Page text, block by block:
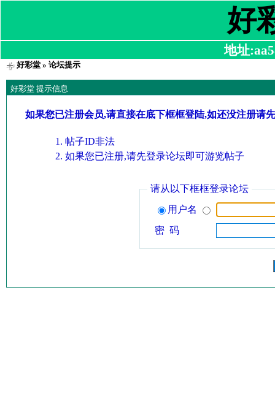
好
地址
好彩堂» 论坛提示
好彩堂 提示信息
如果您已注册会员,请直接在底下框框登陆,如还没注册请
帖子ID非法
如果您已注册,请先登录论坛即可游览帖子
请从以下框框登录论坛
用户名
密 码